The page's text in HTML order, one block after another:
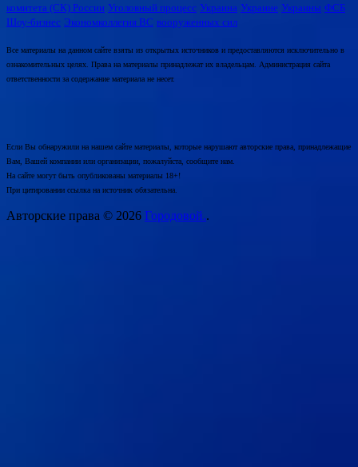
комитета (СК) России Уголовный процесс Украина Украине Украины ФСБ
Шоу-бизнес Экономколлегия ВС вооруженных сил
Все материалы на данном сайте взяты из открытых источников и предоставляются исключительно в
ознакомительных целях. Права на материалы принадлежат их владельцам. Администрация сайта
ответственности за содержание материала не несет.
Если Вы обнаружили на нашем сайте материалы, которые нарушают авторские права, принадлежащие
Вам, Вашей компании или организации, пожалуйста, сообщите нам.
На сайте могут быть опубликованы материалы 18+!
При цитировании ссылка на источник обязательна.
Авторские права © 2026 Городовой..